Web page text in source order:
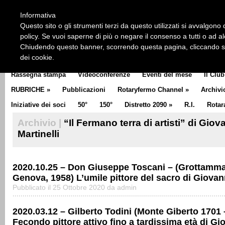
CLUB COMMUNICATOR
Rassegna stampa Videoconferenze Eventi del mese Il Club
RUBRICHE » Pubblicazioni Rotaryfermo Channel »
Iniziative dei soci
50° 150° Distretto 2090 » R.I.
Archivio |
“Il Fermano terra di artisti” di
Martinelli
2020.10.25 – Don Giuseppe Toscani –
Genova, 1958) L’umile pittore del sacro di
Pubblicato il 25 Ottobre 2020 da admin
2020.03.12 – Gilberto Todini (Monte Giberto 1701
Fecondo pittore attivo fino a tardissima età di
Informativa
Questo sito o gli strumenti terzi da questo utilizzati si
policy. Se vuoi saperne di più o negare il consenso a tutti o ad
Chiudendo questo banner, scorrendo questa pagina, cliccando
dei cookie.